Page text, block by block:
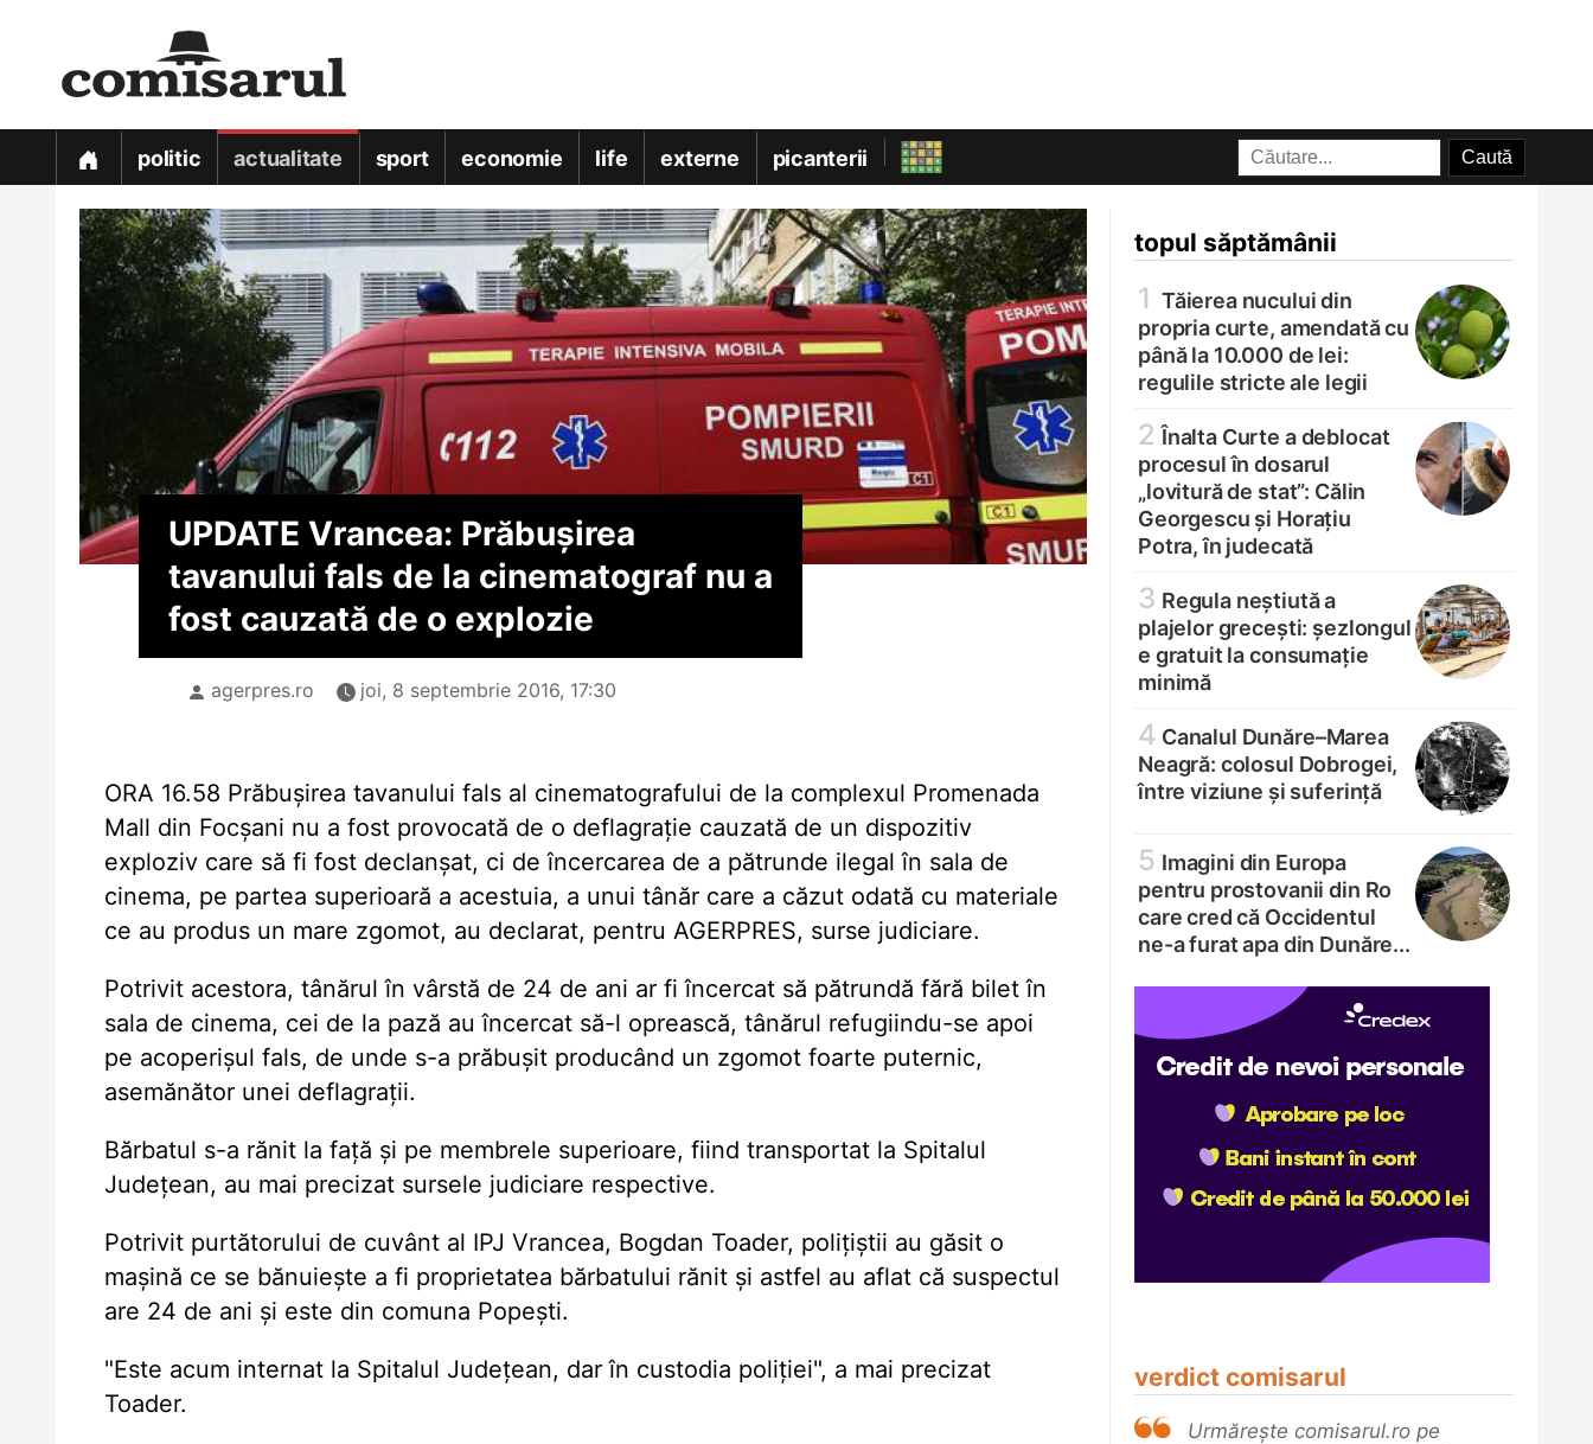
politic actualitate sport economie life externe picanterii
topul săptămânii
1 Tăierea nucului din
propria curte, amendată cu
până la 10.000 de lei:
regulile stricte ale legii
2 Înalta Curte a deblocat
procesul în dosarul
„lovitură de stat”: Călin
Georgescu și Horațiu
Potra, în judecată
3 Regula neștiută a
plajelor grecești: șezlongul
e gratuit la consumație
minimă
4 Canalul Dunăre–Marea
Neagră: colosul Dobrogei,
între viziune și suferință
5 Imagini din Europa
pentru prostovanii din Ro
care cred că Occidentul
ne-a furat apa din Dunăre...
verdict comisarul
Urmărește comisarul.ro pe
UPDATE Vrancea: Prăbușirea
tavanului fals de la cinematograf nu a
fost cauzată de o explozie
agerpres.ro joi, 8 septembrie 2016, 17:30
ORA 16.58 Prăbușirea tavanului fals al cinematografului de la complexul Promenada
Mall din Focșani nu a fost provocată de o deflagrație cauzată de un dispozitiv
exploziv care să fi fost declanșat, ci de încercarea de a pătrunde ilegal în sala de
cinema, pe partea superioară a acestuia, a unui tânăr care a căzut odată cu materiale
ce au produs un mare zgomot, au declarat, pentru AGERPRES, surse judiciare.
Potrivit acestora, tânărul în vârstă de 24 de ani ar fi încercat să pătrundă fără bilet în
sala de cinema, cei de la pază au încercat să-l oprească, tânărul refugiindu-se apoi
pe acoperișul fals, de unde s-a prăbușit producând un zgomot foarte puternic,
asemănător unei deflagrații.
Bărbatul s-a rănit la față și pe membrele superioare, fiind transportat la Spitalul
Județean, au mai precizat sursele judiciare respective.
Potrivit purtătorului de cuvânt al IPJ Vrancea, Bogdan Toader, polițiștii au găsit o
mașină ce se bănuiește a fi proprietatea bărbatului rănit și astfel au aflat că suspectul
are 24 de ani și este din comuna Popești.
"Este acum internat la Spitalul Județean, dar în custodia poliției", a mai precizat
Toader.